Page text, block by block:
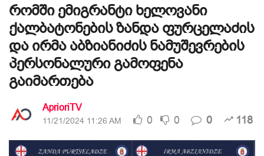
რომში ემიგრანტი ხელოვანი
ქალბატონების ზანდა ფურცელაძის
და ირმა აბზიანიძის ნამუშევრების
პერსონალური გამოფენა
გაიმართება
AprioriTV
11/21/2024 11:26 AM 0 0 0 118